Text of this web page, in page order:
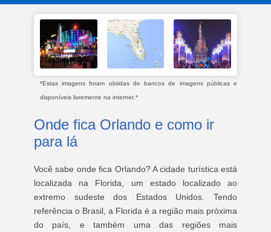
*Estas imagens foram obtidas de bancos de imagens públicas e
disponíveis livremente na internet.*
Onde fica Orlando e como ir
para lá
Você sabe onde fica Orlando? A cidade turística está
localizada na Florida, um estado localizado ao
extremo sudeste dos Estados Unidos. Tendo
referência o Brasil, a Florida é a região mais próxima
do país, e também uma das regiões mais